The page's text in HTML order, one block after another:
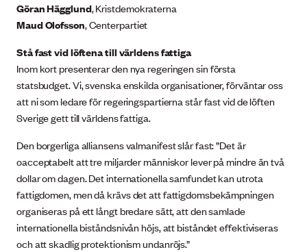
Göran Hägglund, Kristdemokraterna
Maud Olofsson, Centerpartiet
Stå fast vid löftena till världens fattiga
Inom kort presenterar den nya regeringen sin första
statsbudget. Vi, svenska enskilda organisationer, förväntar oss
att ni som ledare för regeringspartierna står fast vid de löften
Sverige gett till världens fattiga.
Den borgerliga alliansens valmanifest slår fast: ”Det är
oacceptabelt att tre miljarder människor lever på mindre än två
dollar om dagen. Det internationella samfundet kan utrota
fattigdomen, men då krävs det att fattigdomsbekämpningen
organiseras på ett långt bredare sätt, att den samlade
internationella biståndsnivån höjs, att biståndet effektiviseras
och att skadlig protektionism undanröjs.”